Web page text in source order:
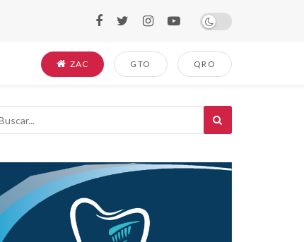
ZAC GTO QRO